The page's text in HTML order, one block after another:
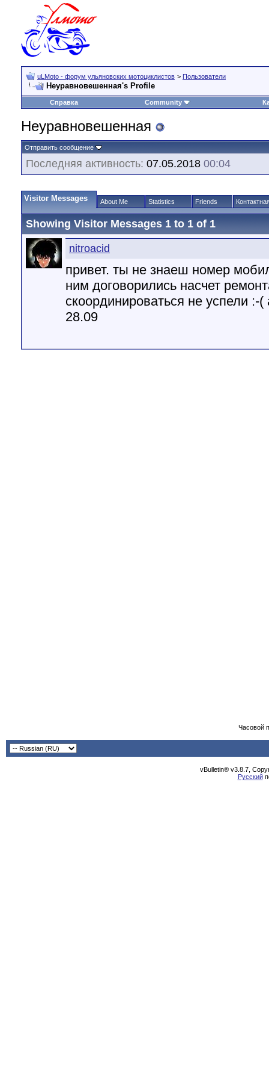
uLMoto - форум ульяновских мотоциклистов > Пользователи
Неуравновешенная's Profile
Справка Community
Неуравновешенная
Отправить сообщение
Последняя активность: 07.05.2018 00:04
Visitor Messages About Me Statistics Friends
Showing Visitor Messages 1 to 1 of 1
nitroacid
привет. ты не знаеш номер
ним договорились насчет
скоординироваться не успели :-(
28.09
Часовой
vBulletin® v3.8.7,
Русский